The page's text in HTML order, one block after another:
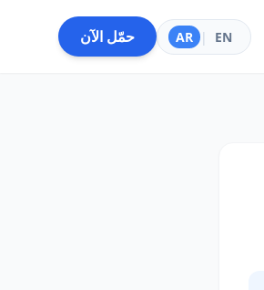
EN
|
AR حمّل الآن